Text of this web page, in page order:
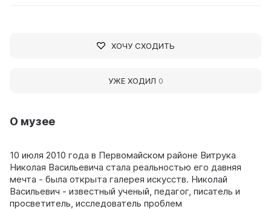
О музее
10 июля 2010 года в Первомайском районе Витрука
Николая Васильевича стала реальностью его давняя
мечта - была открыта галерея искусств. Николай
Васильевич - известный ученый, педагог, писатель и
просветитель, исследователь проблем
ХОЧУ СХОДИТЬ
УЖЕ ХОДИЛ 0